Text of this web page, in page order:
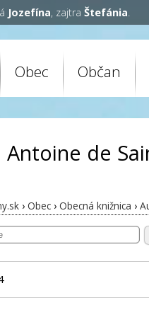
Jozefína, zajtra Štefánia.
Obec Občan
de
› Obec › Obecná knižnica ›